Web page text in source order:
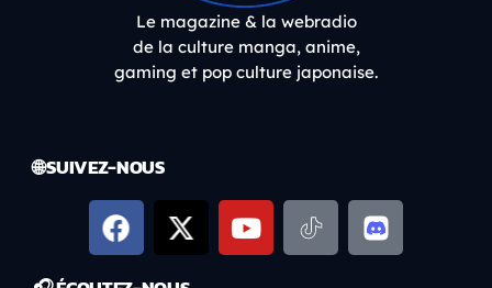
Le magazine & la webradio
de la culture manga, anime,
gaming et pop culture japonaise.
🌐 SUIVEZ-NOUS